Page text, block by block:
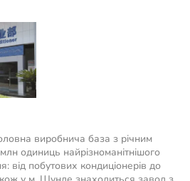
виробнича база з річним
одиниць найрізноманітнішого
від побутових кондиціонерів до